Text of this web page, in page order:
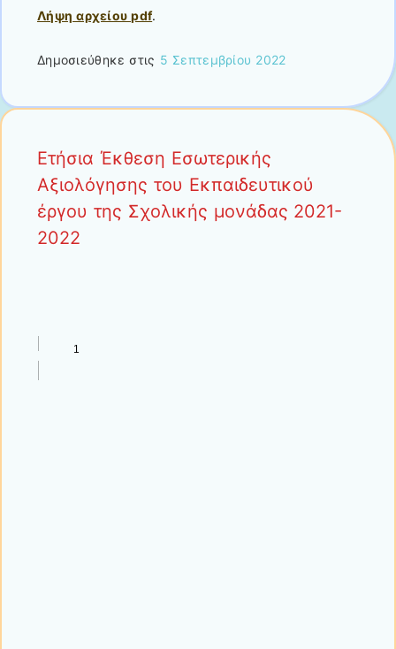
Λήψη αρχείου pdf.
Δημοσιεύθηκε στις 5 Σεπτεμβρίου 2022
Ετήσια Έκθεση Εσωτερικής
Αξιολόγησης του Εκπαιδευτικού
έργου της Σχολικής μονάδας 2021-
2022